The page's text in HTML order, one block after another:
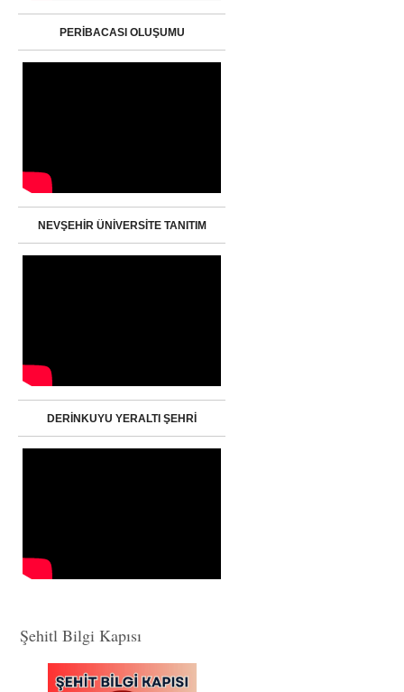
PERİBACASI OLUŞUMU
NEVŞEHİR ÜNİVERSİTE TANITIM
DERİNKUYU YERALTI ŞEHRİ
Şehitl Bilgi Kapısı